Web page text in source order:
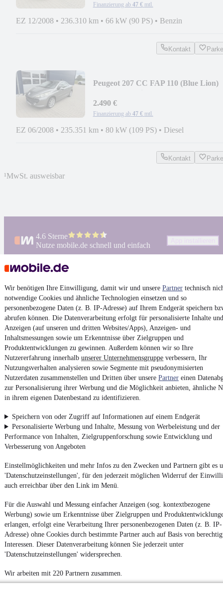
Wir benötigen Ihre Einwilligung, damit wir und unsere Partner technisch
notwendige Cookies und ähnliche Technologien einsetzen und so
personenbezogene Daten (z. B. IP-Adresse) auf Ihrem Endgerät speichern
abrufen können. Die Datenverarbeitung erfolgt für personalisierte Inhalte und
Anzeigen (auf unseren und dritten Websites/Apps), Anzeigen- und
Inhaltsmessungen sowie um Erkenntnisse über Zielgruppen und
Produktentwicklungen zu gewinnen. Außerdem können wir so Ihre
Nutzererfahrung innerhalb unserer Unternehmensgruppe verbessern, Ihr
Nutzungsverhalten analysieren sowie Segmente mit pseudonymisierten
Nutzerdaten zusammenstellen und Dritten über unsere Partner einen
zur Personalisierung ihrer Werbung und die Möglichkeit anbieten, ähnliche
in ihrem eigenen Datenbestand zu identifizieren.
Speichern von oder Zugriff auf Informationen auf einem Endgerät
Personalisierte Werbung und Inhalte, Messung von Werbeleistung und der
Performance von Inhalten, Zielgruppenforschung sowie Entwicklung und
Verbesserung von Angeboten
Einstellmöglichkeiten und mehr Infos zu den Zwecken und Partnern gibt es
'Datenschutzeinstellungen', für den jederzeit möglichen Widerruf der
auch erreichbar über den Link im Menü.
Für die Auswahl und Messung einfacher Anzeigen (sog. kontextbezogene
Werbung) sowie um Erkenntnisse über Zielgruppen und
erlangen, erfolgt eine Verarbeitung Ihrer personenbezogenen Daten (z. B. IP-
Adresse) ohne Cookies durch bestimmte Partner auch auf Basis von
Interessen. Dieser Datenverarbeitung können Sie jederzeit unter
'Datenschutzeinstellungen' widersprechen.
Wir arbeiten mit 220 Partnern zusammen.
Finanzierung ab 47 € mtl.
EZ 12/2008 • 236.310 km • 66 kW (90 PS) • Benzin
Kontakt
Peugeot 207 CC FAP 110 (Blue Lion)
2.490 €
Finanzierung ab 47 € mtl.
EZ 06/2008 • 235.351 km • 80 kW (109 PS) • Diesel
Kontakt
¹MwSt. ausweisbar
4.6 Sterne
Nutze mobile.de schnell und einfach
AGB
Vertrag widerrufen
Datenschutz
Datenschutzeinstellungen
Erklärung zur Barrierefreiheit
Report Security Vulnerability (English)
Powered by
Weitere Fahrzeuge gibt es auf mobile.de, dem Marktplatz für
AutosundMotorräder